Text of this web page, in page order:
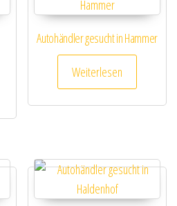
Autohändler gesucht in Hammer
Weiterlesen